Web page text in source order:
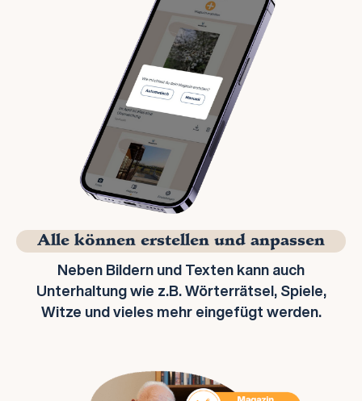
Alle können erstellen und anpassen
Neben Bildern und Texten kann auch
Unterhaltung wie z.B. Wörterrätsel, Spiele,
Witze und vieles mehr eingefügt werden.